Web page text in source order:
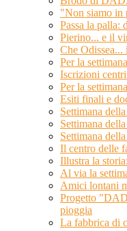
"Non siamo in
Passa la palla:
Pierino... e il
Che Odissea...
Per la
Iscrizioni
Per la
Esiti finali e
Settimana
Settimana
Settimana
Il centro delle
Illustra la
Al via la
Amici lontani
Progetto
pioggia
La fabbrica di